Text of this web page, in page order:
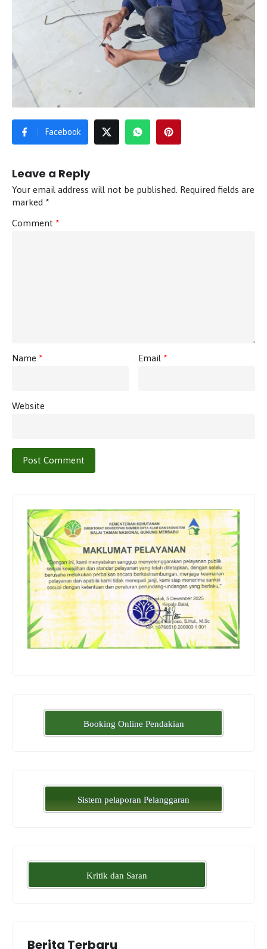
Facebook
Leave a Reply
Your email address will not be published. Required fields are
marked *
Comment *
Name * Email *
Website
Booking Online Pendakian
Sistem pelaporan Pelanggaran
Kritik dan Saran
Berita Terbaru